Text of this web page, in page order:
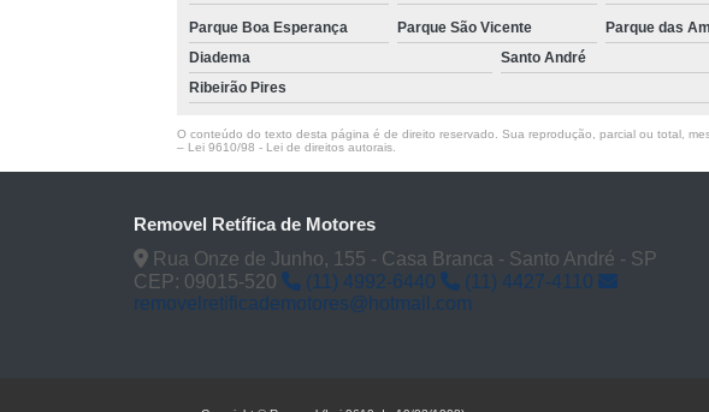
Parque Boa Esperança Parque São Vicente Parque das
Diadema
Santo André
Ribeirão Pires
O conteúdo do texto desta página é de direito reservado. Sua reprodução, parcial ou total,
– Lei 9610/98 - Lei de direitos autorais.
Removel Retífica de Motores
Rua Onze de Junho, 155 - Casa Branca - Santo André - SP
CEP: 09015-520
(11) 4992-6440
(11) 4427-4110
removelretificademotores@hotmail.com